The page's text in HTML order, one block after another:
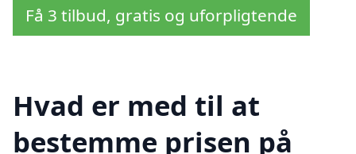
Få 3 tilbud, gratis og uforpligtende
Hvad er med til at
bestemme prisen på